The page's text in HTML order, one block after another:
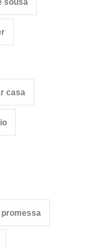
sousa
casa